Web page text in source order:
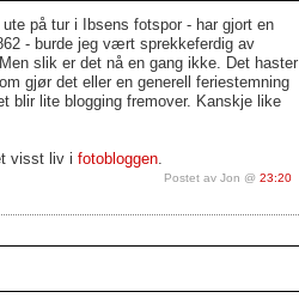
på tur i Ibsens fotspor - har gjort en
- burde jeg vært sprekkeferdig av
slik er det nå en gang ikke. Det haster
gjør det eller en generell feriestemning
blir lite blogging fremover. Kanskje like
visst liv i fotobloggen
Postet av Jon @ 23:20